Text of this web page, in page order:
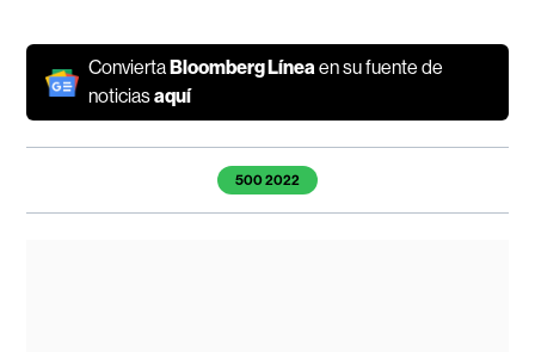
ConviertaBloomberg Líneaen su fuente de
noticiasaquí
Temas de este artículo500 2022